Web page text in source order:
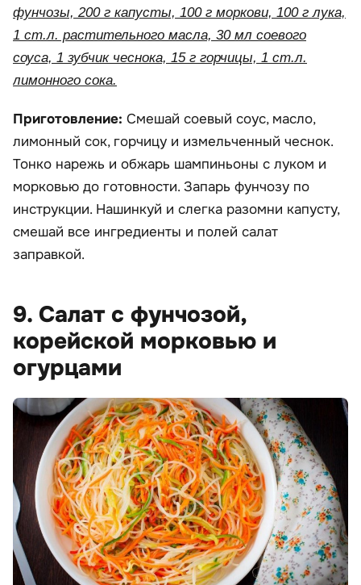
фунчозы, 200 г капусты, 100 г моркови, 100 г лука,
1 ст.л. растительного масла, 30 мл соевого
соуса, 1 зубчик чеснока, 15 г горчицы, 1 ст.л.
лимонного сока.
Приготовление: Смешай соевый соус, масло,
лимонный сок, горчицу и измельченный чеснок.
Тонко нарежь и обжарь шампиньоны с луком и
морковью до готовности. Запарь фунчозу по
инструкции. Нашинкуй и слегка разомни капусту,
смешай все ингредиенты и полей салат
заправкой.
9. Салат с фунчозой,
корейской морковью и
огурцами